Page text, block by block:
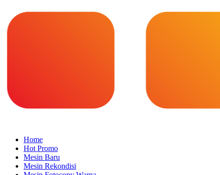
Home
Hot Promo
Mesin Baru
Mesin Rekondisi